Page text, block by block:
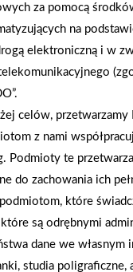
za pomocą
na
elektroniczną i w
celów, przetwarzamy
z nami
Podmioty te
do zachowania ich
które
są odrębnymi
dane we własnym
studia poligraficzne,